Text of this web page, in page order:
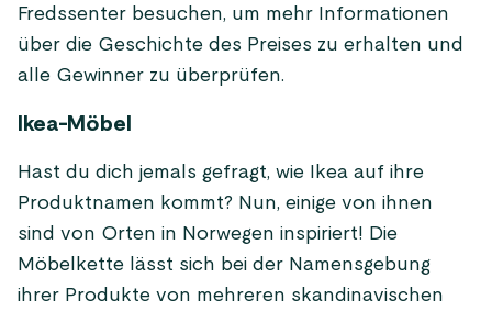
Fredssenter besuchen, um mehr Informationen
über die Geschichte des Preises zu erhalten und
alle Gewinner zu überprüfen.
Ikea-Möbel
Hast du dich jemals gefragt, wie Ikea auf ihre
Produktnamen kommt? Nun, einige von ihnen
sind von Orten in Norwegen inspiriert! Die
Möbelkette lässt sich bei der Namensgebung
ihrer Produkte von mehreren skandinavischen